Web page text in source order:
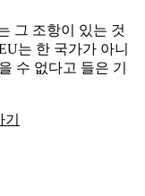
그 조항이 있는 것
는 한 국가가 아니
수 없다고 들은 기